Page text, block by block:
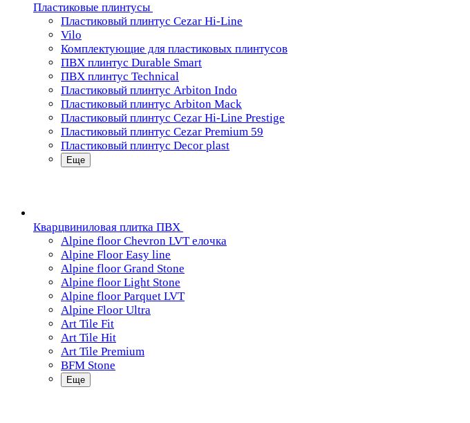
Пластиковые плинтусы
Пластиковый плинтус Cezar Hi-Line
Vilo
Комплектующие для пластиковых плинтусов
ПВХ плинтус Durable Smart
ПВХ плинтус Technical
Пластиковый плинтус Arbiton Indo
Пластиковый плинтус Arbiton Mack
Пластиковый плинтус Cezar Hi-Line Prestige
Пластиковый плинтус Cezar Premium 59
Пластиковый плинтус Decor plast
Еще
Кварцвиниловая плитка ПВХ
Alpine floor Chevron LVT елочка
Alpine Floor Easy line
Alpine floor Grand Stone
Alpine floor Light Stone
Alpine floor Parquet LVT
Alpine Floor Ultra
Art Tile Fit
Art Tile Hit
Art Tile Premium
BFM Stone
Еще